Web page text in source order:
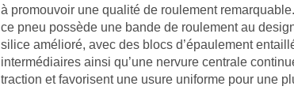
à promouvoir une qualité de roulement remarquable.
ce pneu possède une bande de roulement au
silice amélioré, avec des blocs d’épaulement
intermédiaires ainsi qu’une nervure centrale
traction et favorisent une usure uniforme pour une